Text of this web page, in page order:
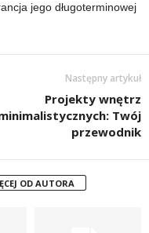
jego długoterminowej
Następny artykuł
Projekty wnętrz
Twój
przewodnik
OD AUTORA